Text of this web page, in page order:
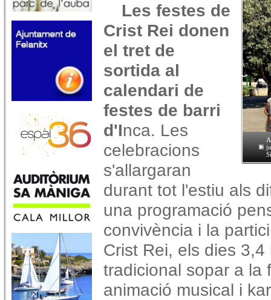
Les festes de
Crist Rei donen
el tret de
sortida al
calendari de
festes de barri
d'Inca. Les
celebracions
s'allargaran
durant tot l'estiu als
una programació
convivència i la
Crist Rei, els dies
tradicional sopar a la
animació musical i